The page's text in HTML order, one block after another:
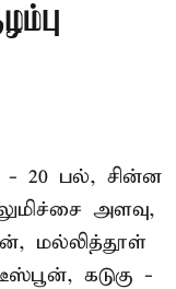
20 பல், சின்ன
அளவு,
மல்லித்தூள்
கடுகு -